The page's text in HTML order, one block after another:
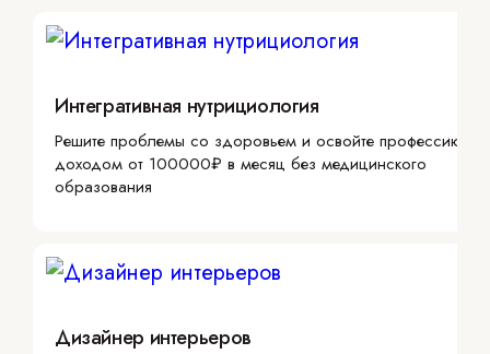
Интегративная нутрициология
Решите проблемы со здоровьем и освойте профессию с
доходом от 100000₽ в месяц без медицинского
образования
Дизайнер интерьеров